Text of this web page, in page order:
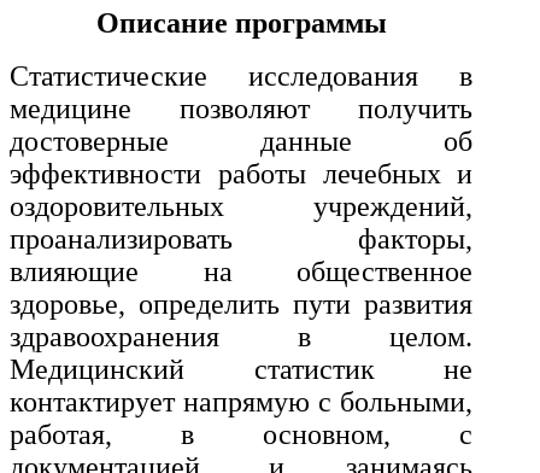
Профессиональное обучение
рабочих и служащих
История и археология
Психологические науки
Техносферная безопасность и ОТ
Техносферная безопасность и
природообустройство
Экологическая безопасность в
промышленности
Описание программы
Статистические исследования в
медицине позволяют получить
достоверные данные об
эффективности работы лечебных и
оздоровительных учреждений,
проанализировать факторы,
влияющие на общественное
здоровье, определить пути развития
здравоохранения в целом.
Медицинский статистик не
контактирует напрямую с больными,
работая, в основном, с